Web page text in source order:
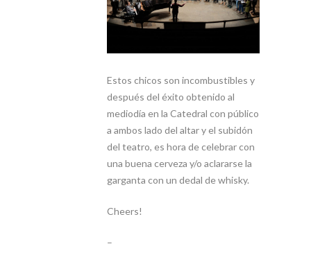
Estos chicos son incombustibles y
después del éxito obtenido al
mediodía en la Catedral con público
a ambos lado del altar y el subidón
del teatro, es hora de celebrar con
una buena cerveza y/o aclararse la
garganta con un dedal de whisky.
Cheers!
–